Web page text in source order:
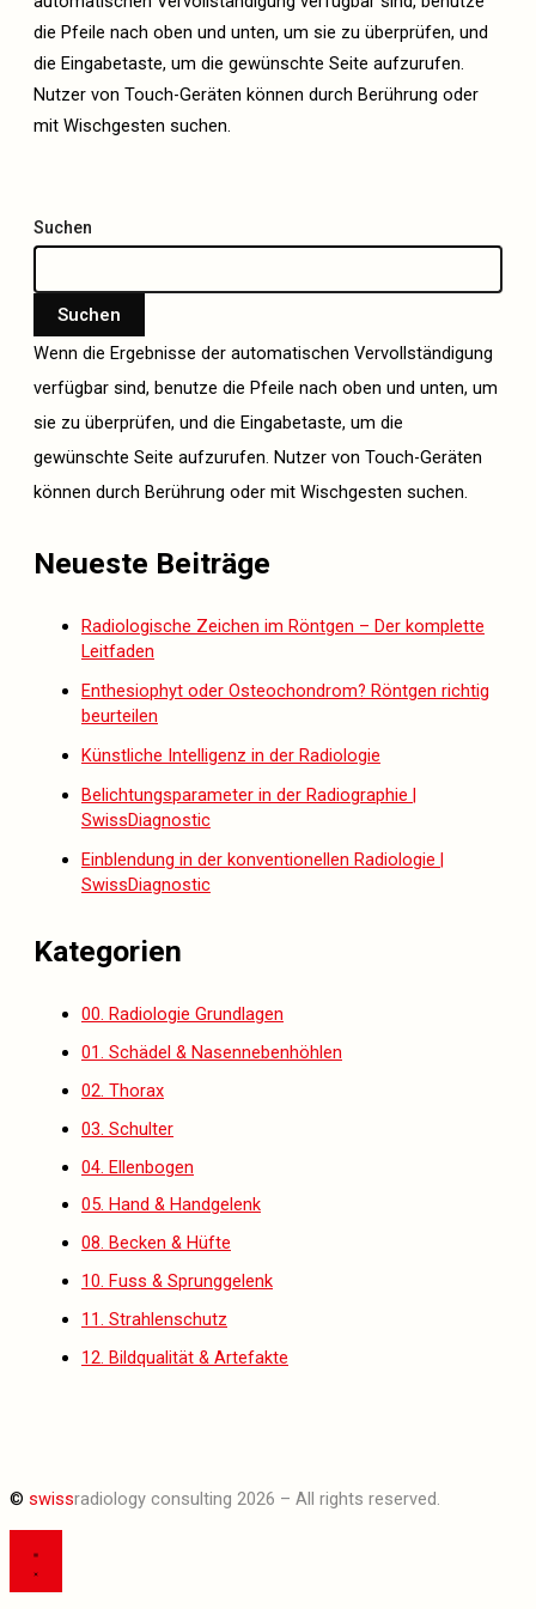
die Pfeile nach oben und unten, um sie zu überprüfen, und
die Eingabetaste, um die gewünschte Seite aufzurufen.
Nutzer von Touch-Geräten können durch Berührung oder
mit Wischgesten suchen.
Suchen
Suchen
Wenn die Ergebnisse der automatischen Vervollständigung
verfügbar sind, benutze die Pfeile nach oben und unten, um
sie zu überprüfen, und die Eingabetaste, um die
gewünschte Seite aufzurufen. Nutzer von Touch-Geräten
können durch Berührung oder mit Wischgesten suchen.
Neueste Beiträge
Radiologische Zeichen im Röntgen – Der komplette
Leitfaden
Enthesiophyt oder Osteochondrom? Röntgen richtig
beurteilen
Künstliche Intelligenz in der Radiologie
Belichtungsparameter in der Radiographie |
SwissDiagnostic
Einblendung in der konventionellen Radiologie |
SwissDiagnostic
Kategorien
00. Radiologie Grundlagen
01. Schädel & Nasennebenhöhlen
02. Thorax
03. Schulter
04. Ellenbogen
05. Hand & Handgelenk
08. Becken & Hüfte
10. Fuss & Sprunggelenk
11. Strahlenschutz
12. Bildqualität & Artefakte
© swissradiology consulting 2026 – All rights reserved.